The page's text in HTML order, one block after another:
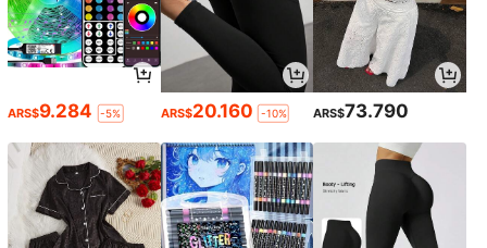
ARS$9.284 -5% ARS$20.160 -10% ARS$73.790